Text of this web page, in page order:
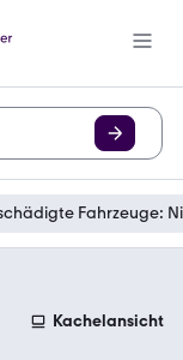
Fahrzeuge:
Kachelansicht